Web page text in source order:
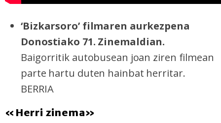
‘Bizkarsoro’ filmaren aurkezpena
Donostiako 71. Zinemaldian.
Baigorritik autobusean joan ziren filmean
parte hartu duten hainbat herritar.
BERRIA
«Herri zinema»